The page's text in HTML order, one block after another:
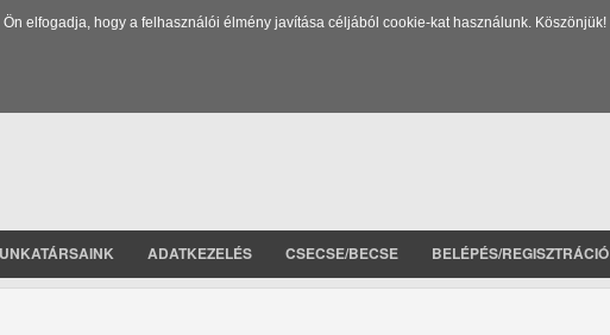
elfogadja, hogy a felhasználói élmény javítása céljából cookie-kat használunk. Köszönjük!
ADATKEZELÉS CSECSE/BECSE BELÉPÉS/REGISZTRÁCIÓ